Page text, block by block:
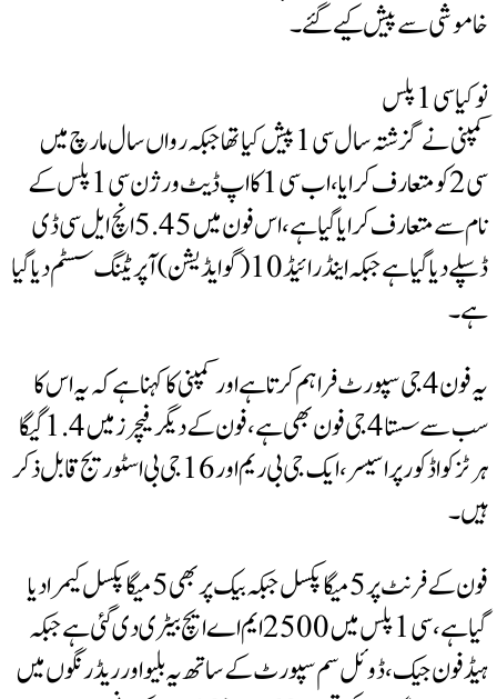
سے پیش کیے گئے۔
کمپنی نے گزشتہ سال سی 1 پیش کیا تھا جبکہ رواں سال مارچ میں
سی 2 کو متعارف کرایا، اب سی 1 کا اپ ڈیٹ ورژن سی 1 پلس کے
نام سے متعارف کرایا گیا ہے، اس فون میں 5.45 انچ ایل سی ڈی
ڈسپلے دیا گیا ہے جبکہ اینڈرائیڈ 10 (گو ایڈیشن) آپریٹنگ سسٹم دیا گیا
یہ فون 4 جی سپورٹ فراہم کرتا ہے اور کمپنی کا کہنا ہے کہ یہ اس کا
سب سے سستا 4 جی فون بھی ہے، فون کے دیگر فیچرز میں 1.4 گیگا
ہرٹز کواڈ کور پراسیسر، ایک جی بی ریم اور 16 جی بی اسٹوریج قابل ذکر
فون کے فرنٹ پر 5 میگا پکسل جبکہ بیک پر بھی 5 میگا پکسل کیمرا دیا
گیا ہے، سی 1 پلس میں 2500 ایم اے ایچ بیٹری دی گئی ہے جبکہ
ڈوئل سم سپورٹ کے ساتھ یہ بلیو اور ریڈ رنگوں میں